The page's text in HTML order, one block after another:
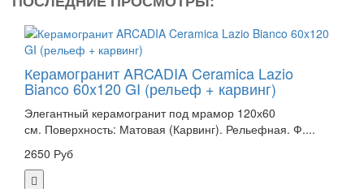
Керамогранит ARCADIA Ceramica Lazio
Bianco 60x120 GI (рельеф + карвинг)
Элегантный керамогранит под мрамор 120х60
см. Поверхность: Матовая (Карвинг). Рельефная. Ф....
2650 Руб